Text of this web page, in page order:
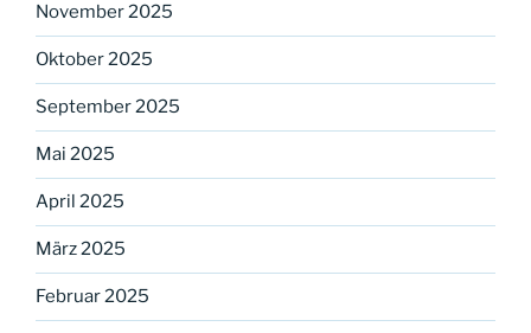
November 2025
Oktober 2025
September 2025
Mai 2025
April 2025
März 2025
Februar 2025